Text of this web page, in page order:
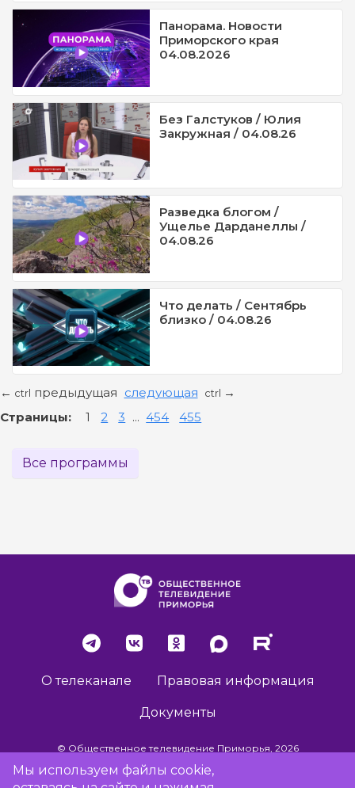
Панорама. Новости
Приморского края
04.08.2026
Без Галстуков / Юлия
Закружная / 04.08.26
Разведка блогом /
Ущелье Дарданеллы /
04.08.26
Что делать / Сентябрь
близко / 04.08.26
← ctrl предыдущая следующая ctrl →
Страницы: 1 2 3 ... 454 455
Все программы
О телеканале Правовая информация
Документы
© Общественное телевидение Приморья, 2026
Мы используем файлы cookie,